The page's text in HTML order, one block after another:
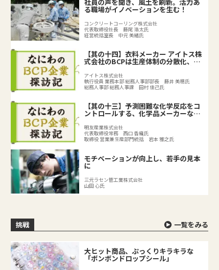
社員の声を聞き、風土を刷新。活力あ
る職場がイノベーションを生む！
コンクリートコーリング株式会社
代表取締役社長 藤尾 浩太氏
経営統括室長 中元 美緒氏
【其の十四】衣料メーカー アイトス株
式会社のBCPは生産体制の分散化、
強化
アイトス株式会社
執行役員 業務本部 総務人事部部長 藤井 美穂氏
総務人事部 総務人事課 田村 佳己氏
【其の十三】予測困難な化学反応をコ
ントロールする、化学品メーカーなら
明友産業株式会社
代表取締役常務 西口 香織氏
取締役 営業兼生産部門統括 岩本 雅之氏
モチベーションが向上し、若手の見本
に
三元ラセン管工業株式会社
山田 心氏
挑戦 一覧をみる
大ヒット商品、ぷっくりキラキラな
「ボンボンドロップシール」